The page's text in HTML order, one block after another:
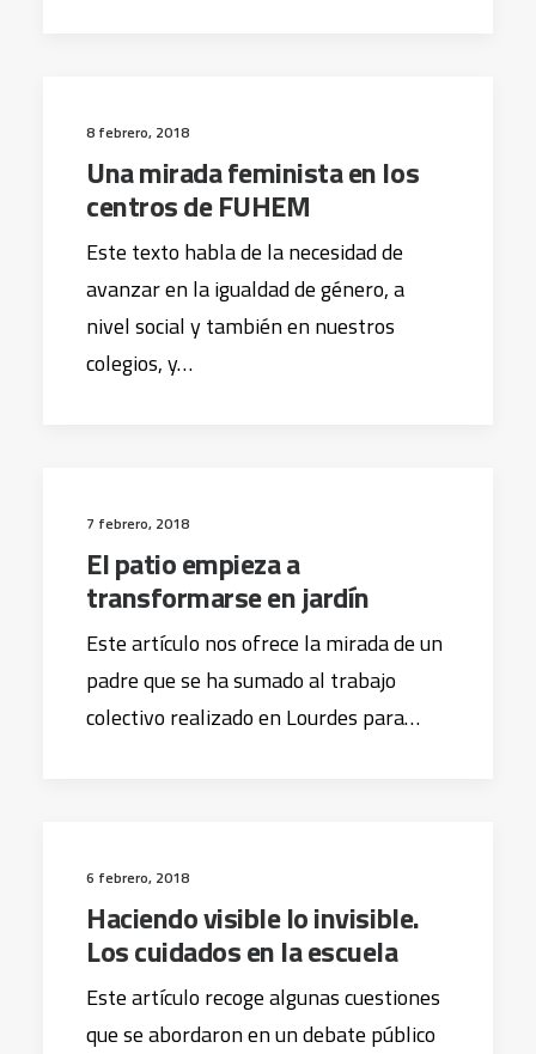
8 febrero, 2018
Una mirada feminista en los
centros de FUHEM
Este texto habla de la necesidad de
avanzar en la igualdad de género, a
nivel social y también en nuestros
colegios, y…
7 febrero, 2018
El patio empieza a
transformarse en jardín
Este artículo nos ofrece la mirada de un
padre que se ha sumado al trabajo
colectivo realizado en Lourdes para…
6 febrero, 2018
Haciendo visible lo invisible.
Los cuidados en la escuela
Este artículo recoge algunas cuestiones
que se abordaron en un debate público